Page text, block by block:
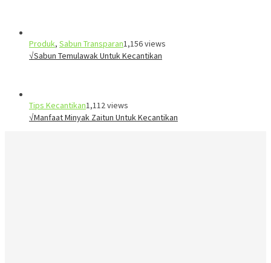
Produk, Sabun Transparan1,156 views
√Sabun Temulawak Untuk Kecantikan
Tips Kecantikan1,112 views
√Manfaat Minyak Zaitun Untuk Kecantikan